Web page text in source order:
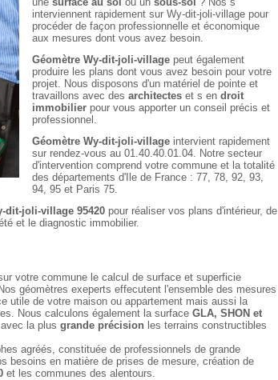
interviennent rapidement sur Wy-dit-joli-village pour
procéder de façon professionnelle et économique
aux mesures dont vous avez besoin.
Géomètre Wy-dit-joli-village peut également
produire les plans dont vous avez besoin pour votre
projet. Nous disposons d'un matériel de pointe et
travaillons avec des architectes et s en droit
immobilier pour vous apporter un conseil précis et
professionnel.
Géomètre Wy-dit-joli-village intervient rapidement
sur rendez-vous au 01.40.40.01.04. Notre secteur
d'intervention comprend votre commune et la totalité
des départements d'Ile de France : 77, 78, 92, 93,
94, 95 et Paris 75.
dit-joli-village 95420 pour réaliser vos plans d'intérieur, de
et le diagnostic immobilier.
votre commune le calcul de surface et superficie
géomètres exeperts effecutent l'ensemble des mesures
utile de votre maison ou appartement mais aussi la
Nous calculons également la surface GLA, SHON et
la plus grande précision les terrains constructibles
agréés, constituée de professionnels de grande
besoins en matière de prises de mesure, création de
et les communes des alentours.